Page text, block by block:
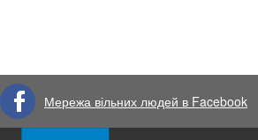
Мережа вільних людей в Facebook